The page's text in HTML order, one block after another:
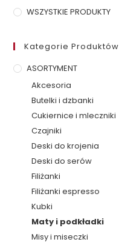
WSZYSTKIE PRODUKTY
Kategorie Produktów
ASORTYMENT
Akcesoria
Butelki i dzbanki
Cukiernice i mleczniki
Czajniki
Deski do krojenia
Deski do serów
Filiżanki
Filiżanki espresso
Kubki
Maty i podkładki
Misy i miseczki